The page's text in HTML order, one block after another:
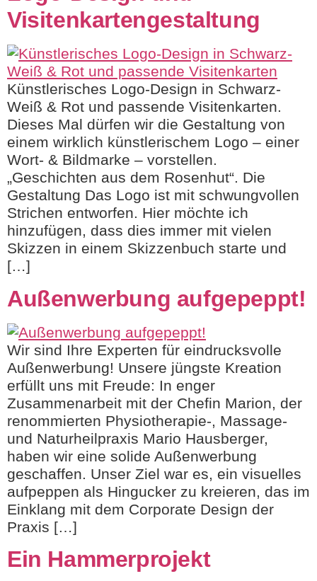
Visitenkartengestaltung
Künstlerisches Logo-Design in Schwarz-
Weiß & Rot und passende Visitenkarten.
Dieses Mal dürfen wir die Gestaltung von
einem wirklich künstlerischem Logo – einer
Wort- & Bildmarke – vorstellen.
„Geschichten aus dem Rosenhut“. Die
Gestaltung Das Logo ist mit schwungvollen
Strichen entworfen. Hier möchte ich
hinzufügen, dass dies immer mit vielen
Skizzen in einem Skizzenbuch starte und
[…]
Außenwerbung aufgepeppt!
Wir sind Ihre Experten für eindrucksvolle
Außenwerbung! Unsere jüngste Kreation
erfüllt uns mit Freude: In enger
Zusammenarbeit mit der Chefin Marion, der
renommierten Physiotherapie-, Massage-
und Naturheilpraxis Mario Hausberger,
haben wir eine solide Außenwerbung
geschaffen. Unser Ziel war es, ein visuelles
aufpeppen als Hingucker zu kreieren, das im
Einklang mit dem Corporate Design der
Praxis […]
Ein Hammerprojekt